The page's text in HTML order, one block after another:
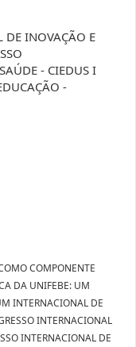
INOVAÇÃO E
- CIEDUS I
-
COMPONENTE
DA UNIFEBE: UM
INTERNACIONAL DE
INTERNACIONAL
INTERNACIONAL DE